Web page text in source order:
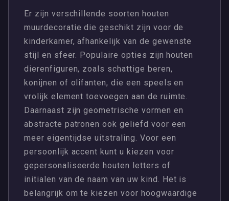
Er zijn verschillende soorten houten
muurdecoratie die geschikt zijn voor de
kinderkamer, afhankelijk van de gewenste
stijl en sfeer. Populaire opties zijn houten
dierenfiguren, zoals schattige beren,
konijnen of olifanten, die een speels en
vrolijk element toevoegen aan de ruimte.
Daarnaast zijn geometrische vormen en
abstracte patronen ook geliefd voor een
meer eigentijdse uitstraling. Voor een
persoonlijk accent kunt u kiezen voor
gepersonaliseerde houten letters of
initialen van de naam van uw kind. Het is
belangrijk om te kiezen voor hoogwaardige